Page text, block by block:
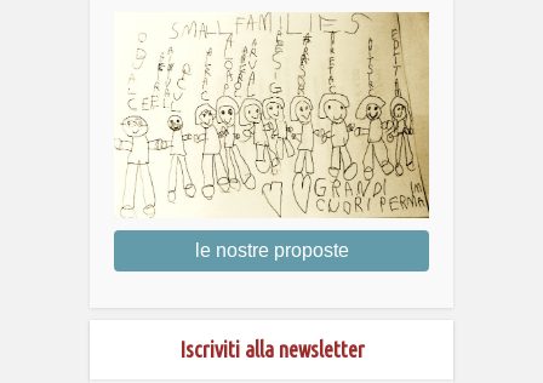
le nostre proposte
Iscriviti alla newsletter